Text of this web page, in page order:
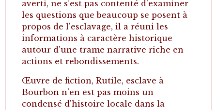
averti, ne s’est pas contenté d'examiner
les questions que beaucoup se posent à
propos de l'esclavage, il a réuni les
informations à caractère historique
autour d’une trame narrative riche en
actions et rebondissements.
Œuvre de fiction, Rutile, esclave à
Bourbon n’en est pas moins un
condensé d'histoire locale dans la